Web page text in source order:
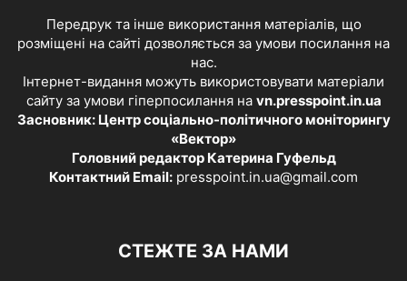
Передрук та інше використання матеріалів, що
розміщені на сайті дозволяється за умови посилання на
нас.
Інтернет-видання можуть використовувати матеріали
сайту за умови гіперпосилання на vn.presspoint.in.ua
Засновник: Центр соціально-політичного моніторингу
«Вектор»
Головний редактор Катерина Гуфельд
Контактний Email: presspoint.in.ua@gmail.com
СТЕЖТЕ ЗА НАМИ